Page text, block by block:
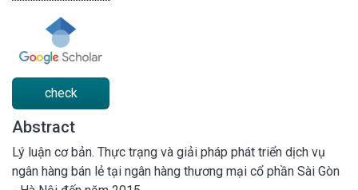
check
Abstract
Lý luận cơ bản. Thực trạng và giải pháp phát triển dịch vụ
ngân hàng bán lẻ tại ngân hàng thương mại cổ phần Sài Gòn